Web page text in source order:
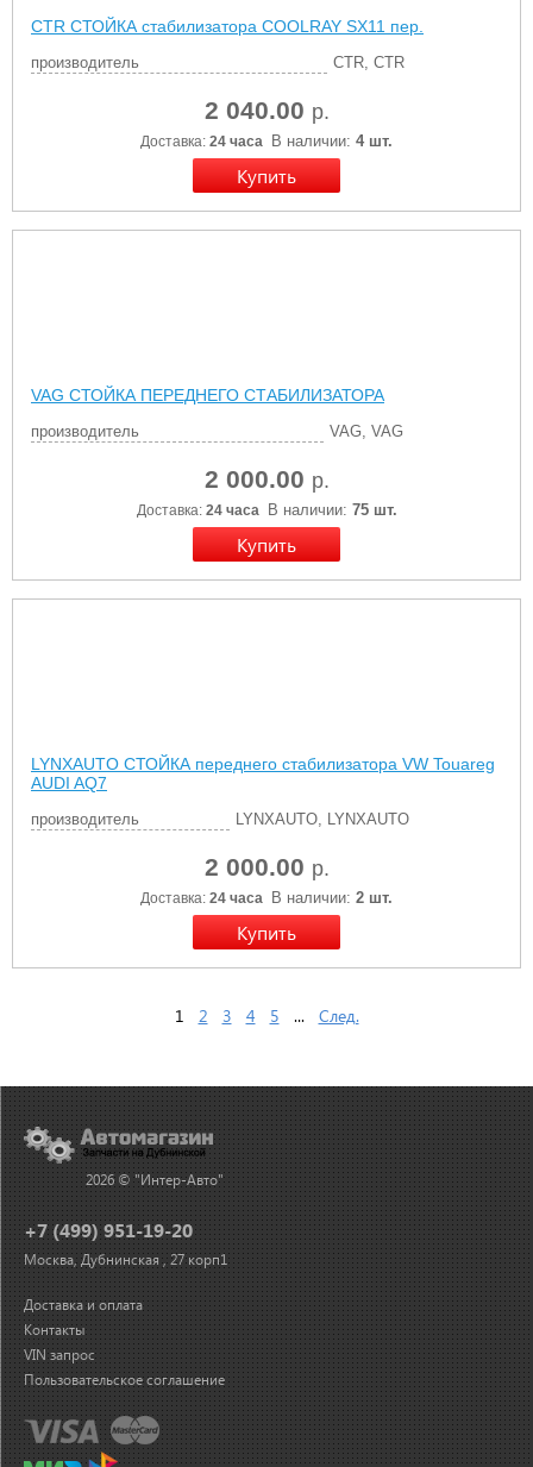
CTR СТОЙКА стабилизатора COOLRAY SX11 пер.
производитель CTR, CTR
2 040.00 р.
Доставка: 24 часа В наличии: 4 шт.
VAG СТОЙКА ПЕРЕДНЕГО СТАБИЛИЗАТОРА
производитель VAG, VAG
2 000.00 р.
Доставка: 24 часа В наличии: 75 шт.
LYNXAUTO СТОЙКА переднего стабилизатора VW Touareg
AUDI AQ7
производитель LYNXAUTO, LYNXAUTO
2 000.00 р.
Доставка: 24 часа В наличии: 2 шт.
1 2 3 4 5 ... След.
2026 © "Интер-Авто"
+7 (499) 951-19-20
Москва, Дубнинская , 27 корп1
Доставка и оплата
Контакты
VIN запрос
Пользовательское соглашение